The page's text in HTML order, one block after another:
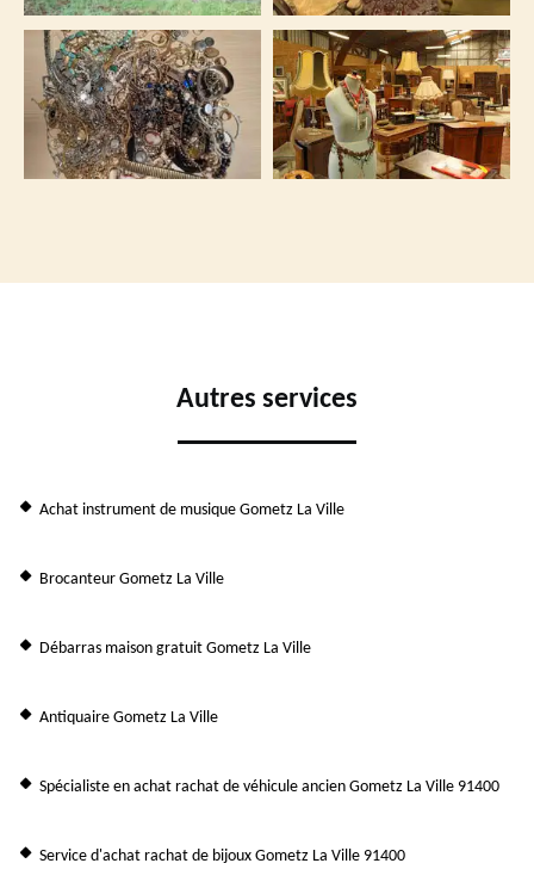
Autres services
Achat instrument de musique Gometz La Ville
Brocanteur Gometz La Ville
Débarras maison gratuit Gometz La Ville
Antiquaire Gometz La Ville
Spécialiste en achat rachat de véhicule ancien Gometz La Ville 91400
Service d'achat rachat de bijoux Gometz La Ville 91400